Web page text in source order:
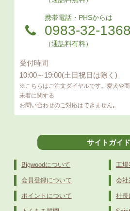
携帯電話・PHSからは
0983-32-1368
（通話料有料）
受付時間
10:00～19:00(土日祝日は除く)
※こちらはご注文ダイヤルです。愛犬や
未着に関する
お問い合わせのご対応はできません｡
サイトガイド
Bigwoodについて
会員登録について
ポイントについて
工場
会社
社長